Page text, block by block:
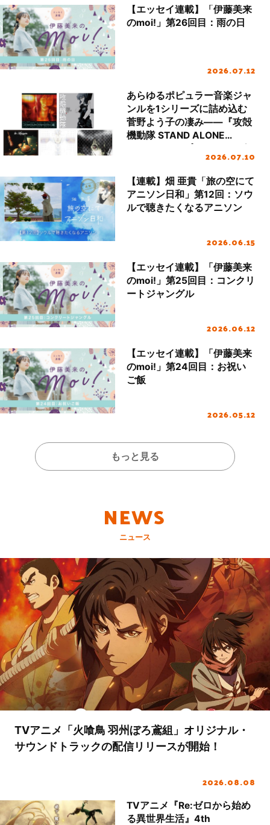
【エッセイ連載】「伊藤美来
のmoi!」第26回目：雨の日
2026.07.12
あらゆるポピュラー音楽ジャ
ンルを1シリーズに詰め込む
菅野よう子の凄み――『攻殻
機動隊 STAND ALONE
2026.07.10
【連載】畑 亜貴「旅の空にて
アニソン日和」第12回：ソウ
ルで聴きたくなるアニソン
2026.06.15
【エッセイ連載】「伊藤美来
のmoi!」第25回目：コンクリ
ートジャングル
2026.06.12
【エッセイ連載】「伊藤美来
のmoi!」第24回目：お祝い
ご飯
2026.05.12
もっと見る
NEWS
ニュース
TVアニメ「火喰鳥 羽州ぼろ鳶組」オリジナル・
サウンドトラックの配信リリースが開始！
2026.08.08
TVアニメ『Re:ゼロから始め
る異世界生活』4th